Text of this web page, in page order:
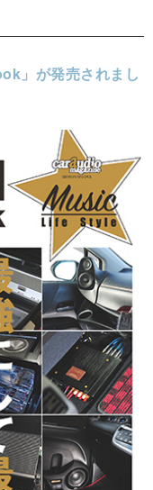
」が発売されまし